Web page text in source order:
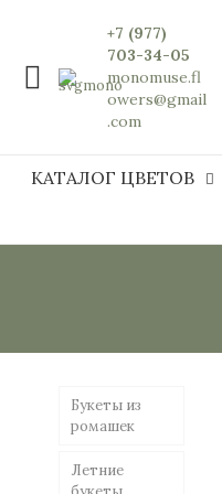
+7 (977)
703-34-05
monomuse.fl
owers@gmail
.com
КАТАЛОГ ЦВЕТОВ
Букеты из
ромашек
Летние